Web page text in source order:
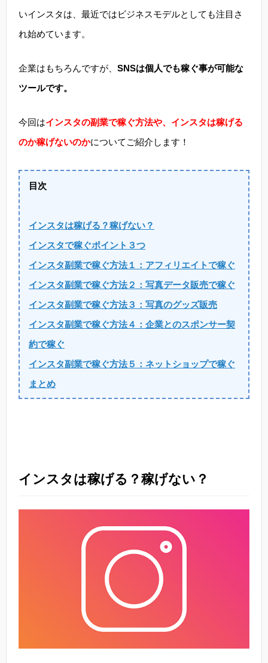
いインスタは、最近ではビジネスモデルとしても注目さ
れ始めています。
企業はもちろんですが、 SNSは個人でも稼ぐ事が可能な
ツールです。
今回はインスタの副業で稼ぐ方法や、インスタは稼げる
のか稼げないのかについてご紹介します！
目次
インスタは稼げる？稼げない？
インスタで稼ぐポイント３つ
インスタ副業で稼ぐ方法１：アフィリエイトで稼ぐ
インスタ副業で稼ぐ方法２：写真データ販売で稼ぐ
インスタ副業で稼ぐ方法３：写真のグッズ販売
インスタ副業で稼ぐ方法４：企業とのスポンサー契
約で稼ぐ
インスタ副業で稼ぐ方法５：ネットショップで稼ぐ
まとめ
インスタは稼げる？稼げない？